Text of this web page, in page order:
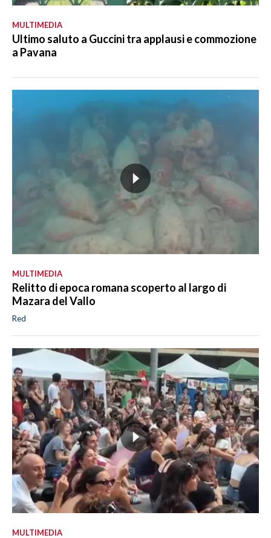
MULTIMEDIA
Ultimo saluto a Guccini tra applausi e commozione
a Pavana
MULTIMEDIA
Relitto di epoca romana scoperto al largo di
Mazara del Vallo
Red
MULTIMEDIA